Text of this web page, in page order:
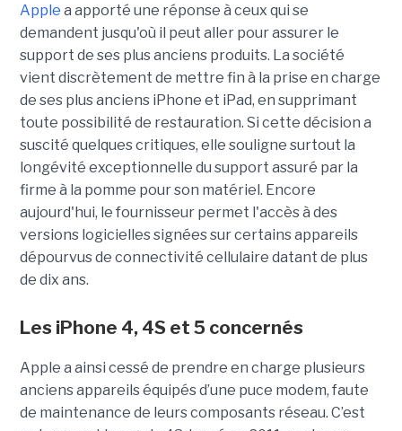
Apple a apporté une réponse à ceux qui se
demandent jusqu'où il peut aller pour assurer le
support de ses plus anciens produits. La société
vient discrètement de mettre fin à la prise en charge
de ses plus anciens iPhone et iPad, en supprimant
toute possibilité de restauration. Si cette décision a
suscité quelques critiques, elle souligne surtout la
longévité exceptionnelle du support assuré par la
firme à la pomme pour son matériel. Encore
aujourd'hui, le fournisseur permet l'accès à des
versions logicielles signées sur certains appareils
dépourvus de connectivité cellulaire datant de plus
de dix ans.
Les iPhone 4, 4S et 5 concernés
Apple a ainsi cessé de prendre en charge plusieurs
anciens appareils équipés d’une puce modem, faute
de maintenance de leurs composants réseau. C’est